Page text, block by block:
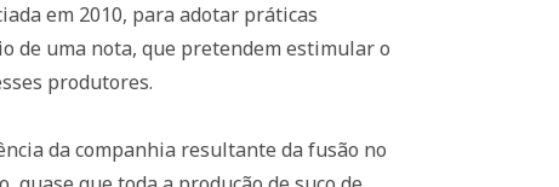
em 2010, para adotar práticas
de uma nota, que pretendem estimular o
produtores.
da companhia resultante da fusão no